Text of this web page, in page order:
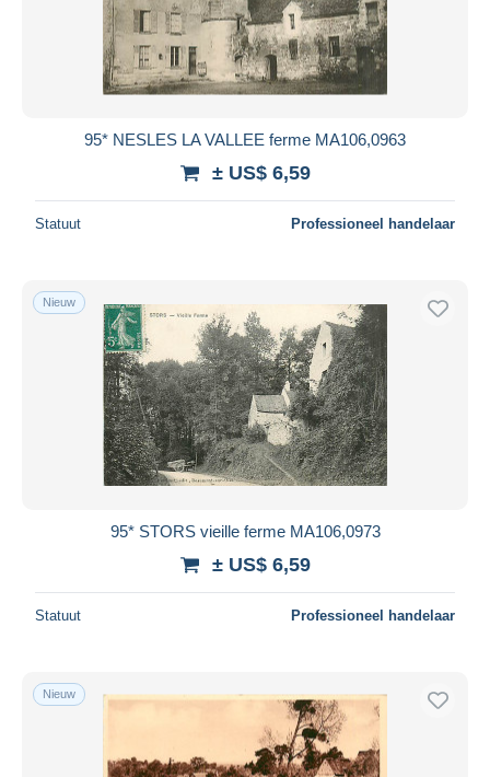
95* NESLES LA VALLEE ferme MA106,0963
± US$ 6,59
Statuut Professioneel handelaar
Nieuw
95* STORS vieille ferme MA106,0973
± US$ 6,59
Statuut Professioneel handelaar
Nieuw